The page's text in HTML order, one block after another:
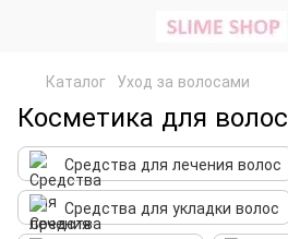
Каталог Уход за волосами
Косметика для волос
Средства для лечения волос
Средства для укладки волос